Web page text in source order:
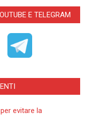
E TELEGRAM
evitare la